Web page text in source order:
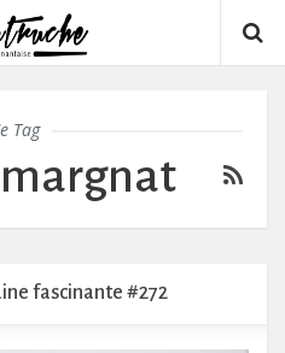
Tag
fascinante #272